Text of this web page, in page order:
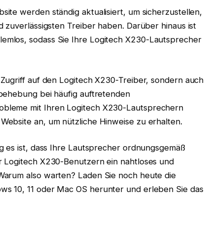
werden ständig aktualisiert, um sicherzustellen,
zuverlässigsten Treiber haben. Darüber hinaus ist
sodass Sie Ihre Logitech X230-Lautsprecher
auf den Logitech X230-Treiber, sondern auch
bei häufig auftretenden
mit Ihren Logitech X230-Lautsprechern
an, um nützliche Hinweise zu erhalten.
es ist, dass Ihre Lautsprecher ordnungsgemäß
X230-Benutzern ein nahtloses und
also warten? Laden Sie noch heute die
10, 11 oder Mac OS herunter und erleben Sie das